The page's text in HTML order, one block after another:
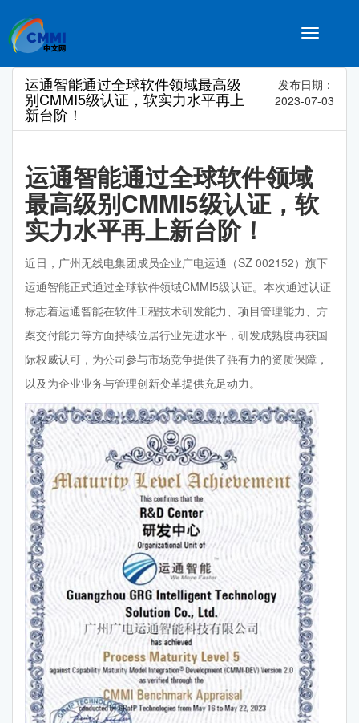
Toggle
运通智能通过全球软件领域最高级
别CMMI5级认证，软实力水平再上
新台阶！
发布日期：
2023-07-03
运通智能通过全球软件领域
最高级别CMMI5级认证，软
实力水平再上新台阶！
近日，广州无线电集团成员企业广电运通（SZ 002152）旗下
运通智能正式通过全球软件领域CMMI5级认证。本次通过认证
标志着运通智能在软件工程技术研发能力、项目管理能力、方
案交付能力等方面持续位居行业先进水平，研发成熟度再获国
际权威认可，为公司参与市场竞争提供了强有力的资质保障，
以及为企业业务与管理创新变革提供充足动力。